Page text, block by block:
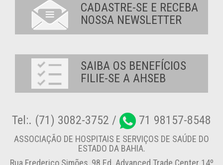
CADASTRE-SE E RECEBA
NOSSA NEWSLETTER
SAIBA OS BENEFÍCIOS
FILIE-SE A AHSEB
Tel:. (71) 3082-3752 / 71 98157-8548
ASSOCIAÇÃO DE HOSPITAIS E SERVIÇOS DE SAÚDE DO
ESTADO DA BAHIA.
Rua Frederico Simões, 98 Ed. Advanced Trade Center 14º